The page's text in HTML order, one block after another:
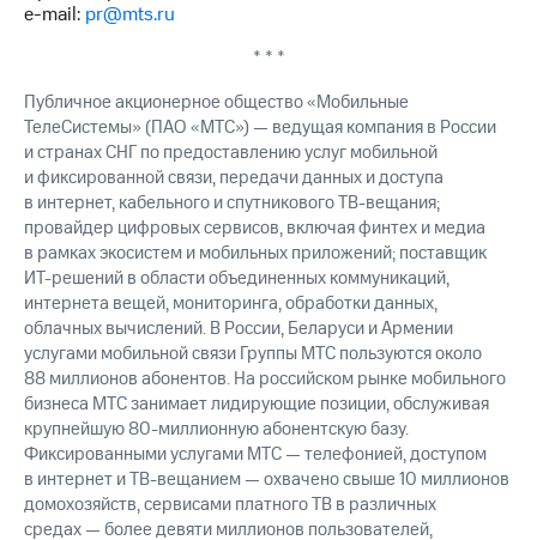
e-mail: pr@mts.ru
* * *
Публичное акционерное общество «Мобильные
ТелеСистемы» (ПАО «МТС») — ведущая компания в России
и странах СНГ по предоставлению услуг мобильной
и фиксированной связи, передачи данных и доступа
в интернет, кабельного и спутникового ТВ-вещания;
провайдер цифровых сервисов, включая финтех и медиа
в рамках экосистем и мобильных приложений; поставщик
ИТ-решений в области объединенных коммуникаций,
интернета вещей, мониторинга, обработки данных,
облачных вычислений. В России, Беларуси и Армении
услугами мобильной связи Группы МТС пользуются около
88 миллионов абонентов. На российском рынке мобильного
бизнеса МТС занимает лидирующие позиции, обслуживая
крупнейшую 80-миллионную абонентскую базу.
Фиксированными услугами МТС — телефонией, доступом
в интернет и ТВ-вещанием — охвачено свыше 10 миллионов
домохозяйств, сервисами платного ТВ в различных
средах — более девяти миллионов пользователей,